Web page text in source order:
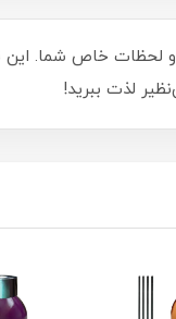
برای دورهمی‌های خانوادگی
لذت ببرید!